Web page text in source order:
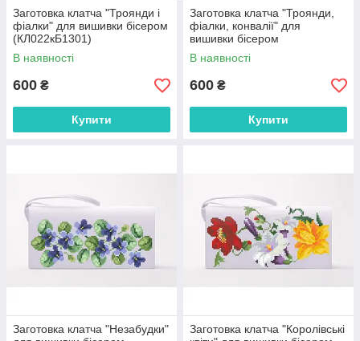
Заготовка клатча "Троянди і
фіалки" для вишивки бісером
(КЛ022кБ1301)
В наявності
600 ₴
Купити
Заготовка клатча "Троянди,
фіалки, конвалії" для
вишивки бісером
(КЛ021кБ1301)
В наявності
600 ₴
Купити
Заготовка клатча "Незабудки"
Заготовка клатча "Королівські